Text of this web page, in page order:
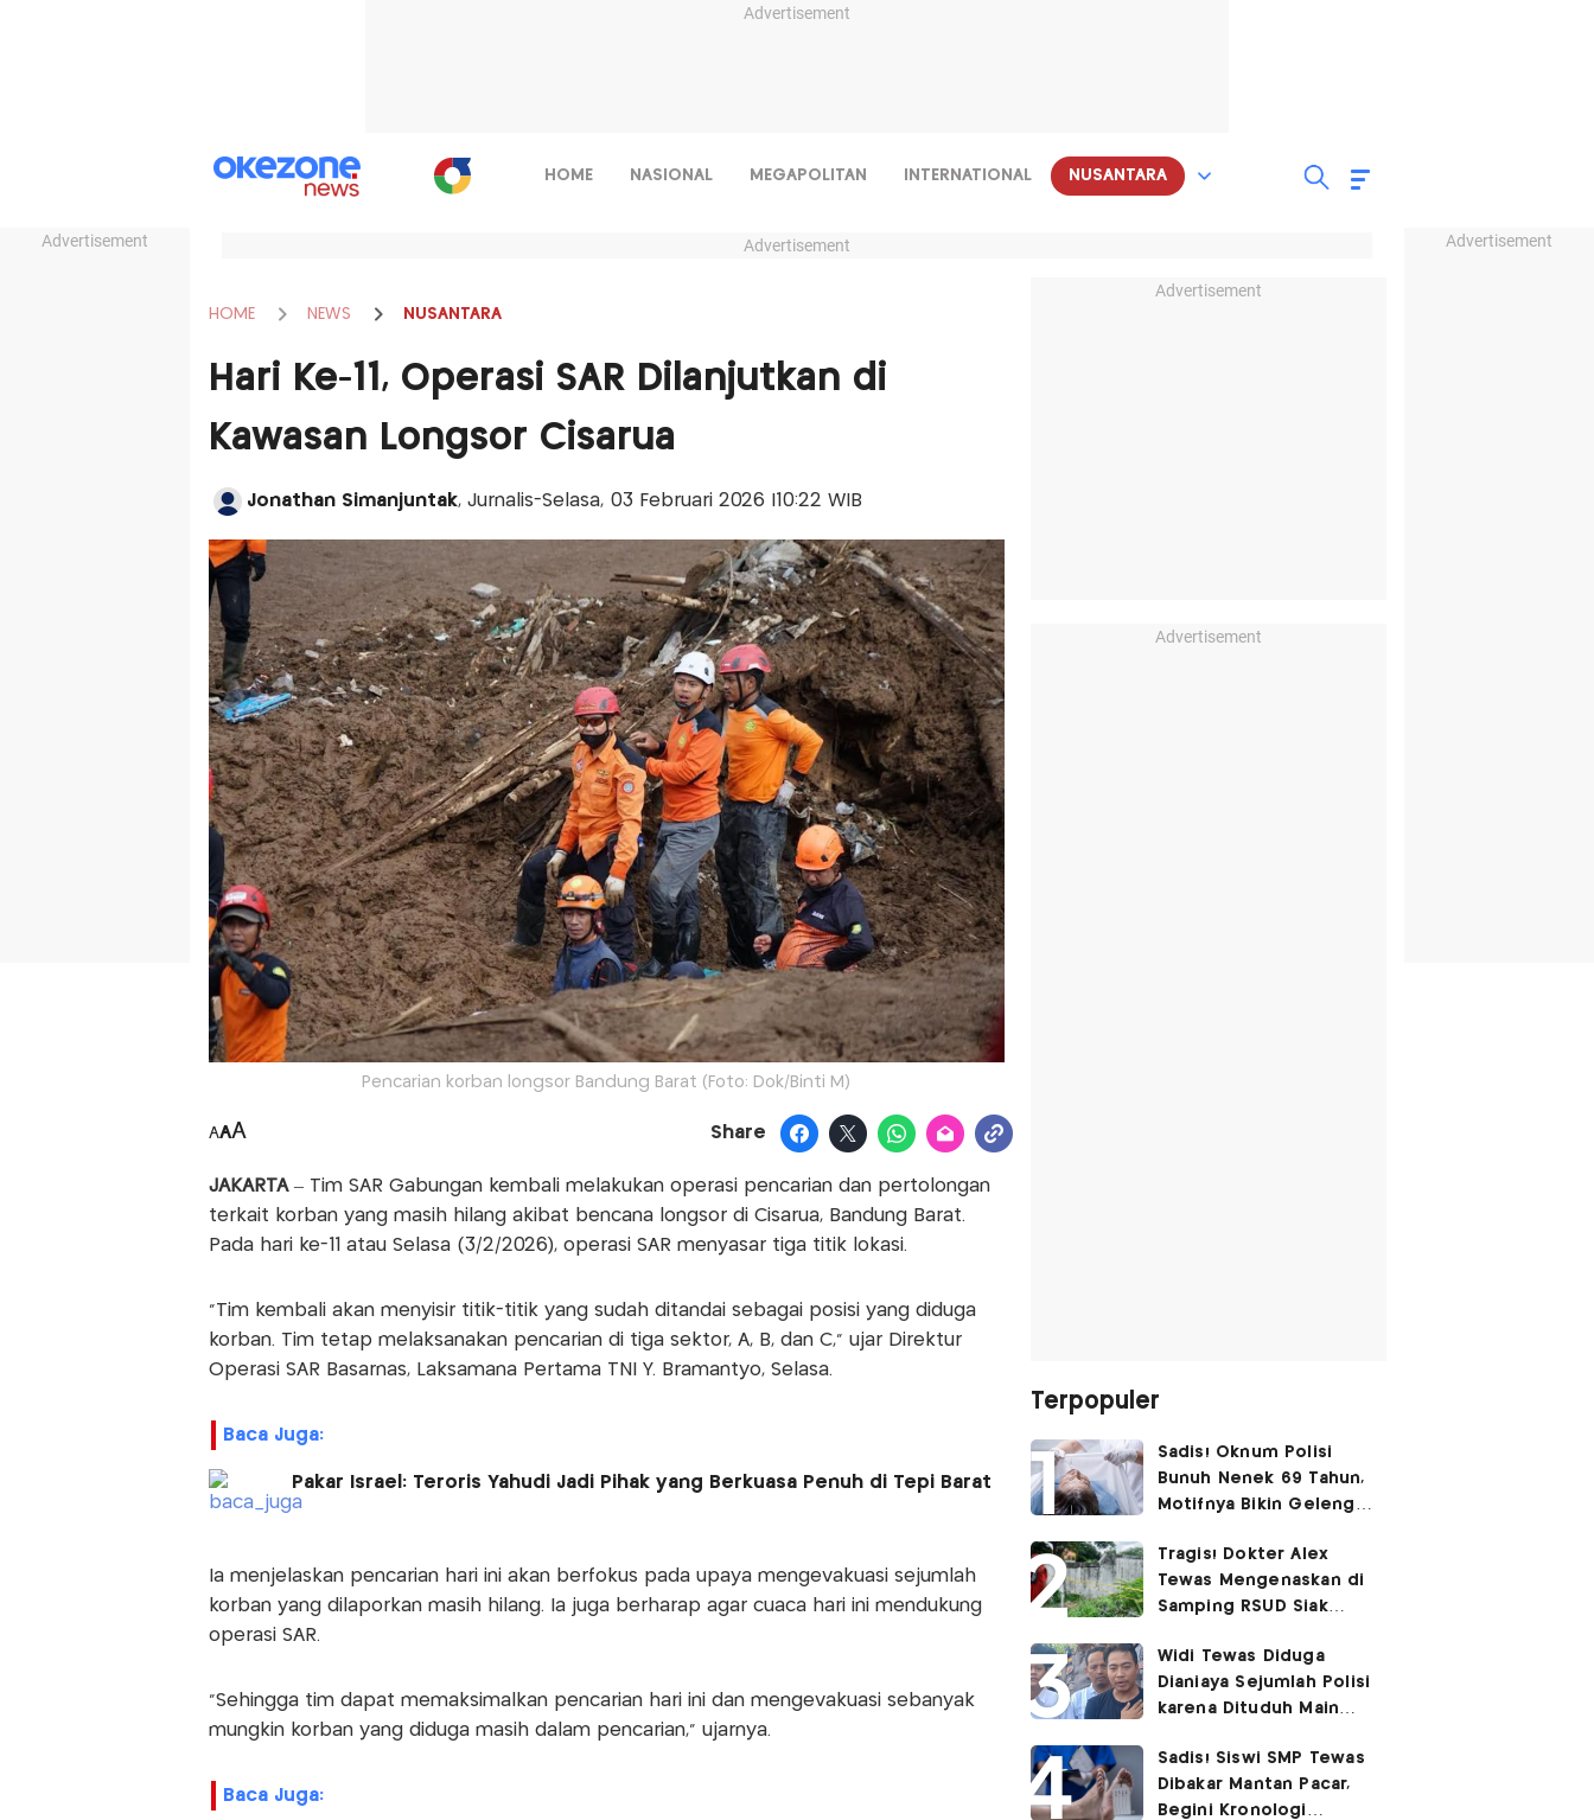
Advertisement
Advertisement Advertisement
HOME NASIONAL MEGAPOLITAN INTERNATIONAL NUSANTARA
Advertisement
HOME NEWS NUSANTARA
Hari Ke-11, Operasi SAR Dilanjutkan di
Kawasan Longsor Cisarua
Jonathan Simanjuntak, Jurnalis-Selasa, 03 Februari 2026 |10:22 WIB
Pencarian korban longsor Bandung Barat (Foto: Dok/Binti M)
AAA Share
JAKARTA – Tim SAR Gabungan kembali melakukan operasi pencarian dan pertolongan
terkait korban yang masih hilang akibat bencana longsor di Cisarua, Bandung Barat.
Pada hari ke-11 atau Selasa (3/2/2026), operasi SAR menyasar tiga titik lokasi.
“Tim kembali akan menyisir titik-titik yang sudah ditandai sebagai posisi yang diduga
korban. Tim tetap melaksanakan pencarian di tiga sektor, A, B, dan C,” ujar Direktur
Operasi SAR Basarnas, Laksamana Pertama TNI Y. Bramantyo, Selasa.
Baca Juga:
Pakar Israel: Teroris Yahudi Jadi Pihak yang Berkuasa Penuh di Tepi Barat
Ia menjelaskan pencarian hari ini akan berfokus pada upaya mengevakuasi sejumlah
korban yang dilaporkan masih hilang. Ia juga berharap agar cuaca hari ini mendukung
operasi SAR.
“Sehingga tim dapat memaksimalkan pencarian hari ini dan mengevakuasi sebanyak
mungkin korban yang diduga masih dalam pencarian,” ujarnya.
Baca Juga:
Advertisement
Advertisement
Terpopuler
Sadis! Oknum Polisi
Bunuh Nenek 69 Tahun,
Motifnya Bikin Geleng
Tragis! Dokter Alex
Tewas Mengenaskan di
Samping RSUD Siak
Rocuronium
Widi Tewas Diduga
Dianiaya Sejumlah Polisi
karena Dituduh Main
Sadis! Siswi SMP Tewas
Dibakar Mantan Pacar,
Begini Kronologi